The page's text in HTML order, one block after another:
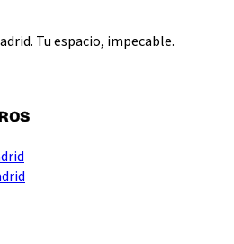
Tu espacio, impecable.